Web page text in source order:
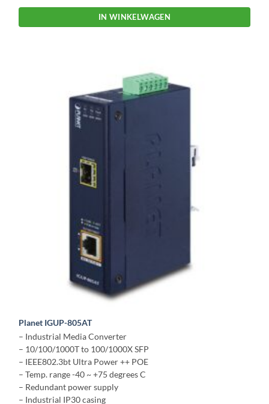
IN WINKELWAGEN
Planet IGUP-805AT
– Industrial Media Converter
– 10/100/1000T to 100/1000X SFP
– IEEE802.3bt Ultra Power ++ POE
– Temp. range -40 ~ +75 degrees C
– Redundant power supply
– Industrial IP30 casing